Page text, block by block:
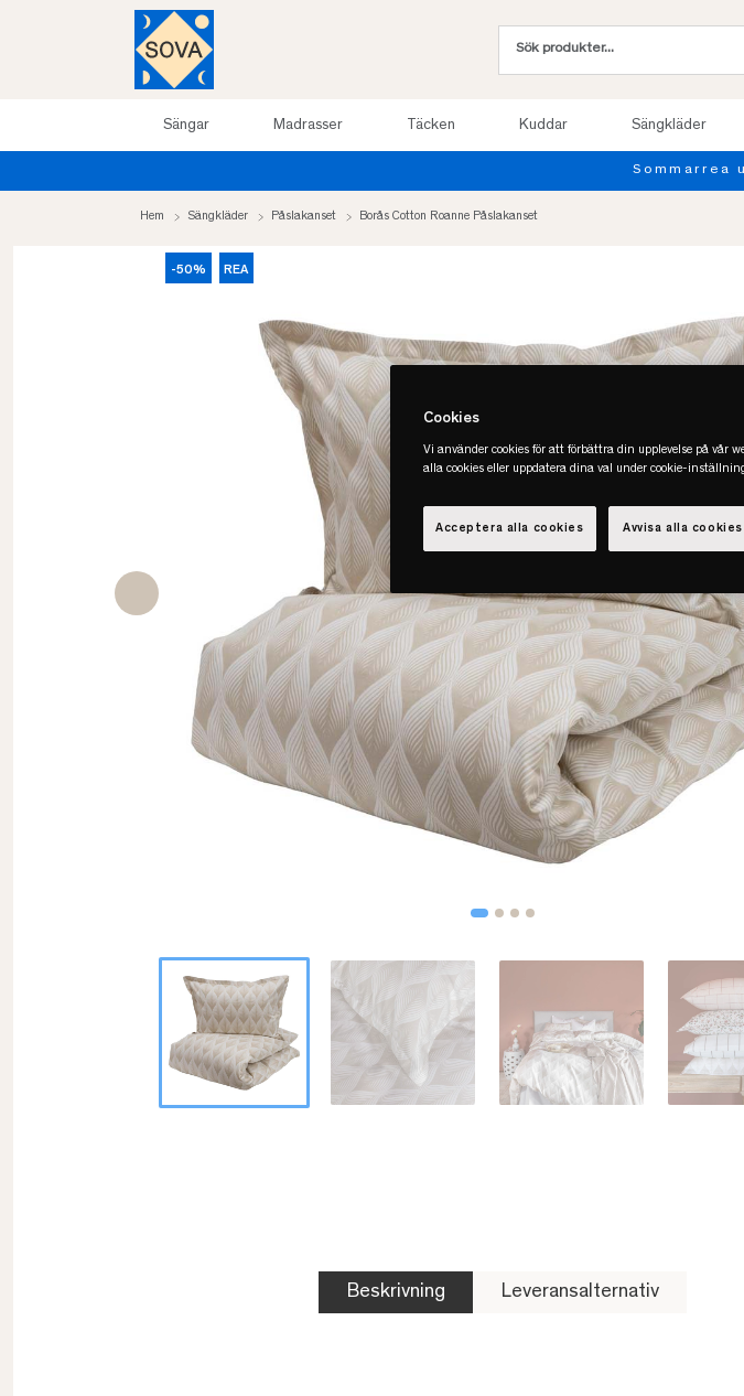
Sängar Madrasser Täcken Kuddar Sängkläder
Hem Sängkläder Påslakanset Borås Cotton Roanne Påslakanset
-50% REA
Beskrivning Leveransalternativ
Cookies
Vi använder cookies för att förbättra din upplevelse på vår
alla cookies eller uppdatera dina val under cookie-
Avvisa alla cookies
Acceptera alla cookies